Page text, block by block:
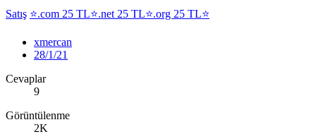
Satış ⭐.com 25 TL⭐.net 25 TL⭐.org 25 TL⭐
xmercan
28/1/21
Cevaplar
9
Görüntülenme
2K